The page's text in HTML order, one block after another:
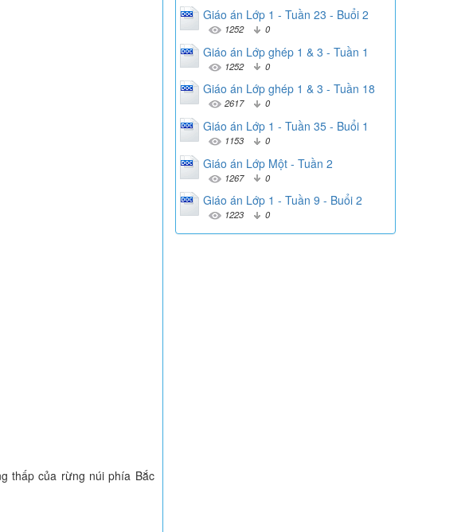
thấp của rừng núi phía Bắc
Giáo án Lớp 1 - Tuần 23 - Buổi 2
1252 0
Giáo án Lớp ghép 1 & 3 - Tuần 1
1252 0
Giáo án Lớp ghép 1 & 3 - Tuần 18
2617 0
Giáo án Lớp 1 - Tuần 35 - Buổi 1
1153 0
Giáo án Lớp Một - Tuần 2
1267 0
Giáo án Lớp 1 - Tuần 9 - Buổi 2
1223 0